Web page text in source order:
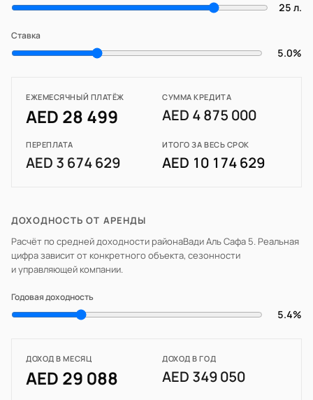
25 л.
Ставка
5.0%
ЕЖЕМЕСЯЧНЫЙ ПЛАТЁЖ
AED 28 499
СУММА КРЕДИТА
AED 4 875 000
ПЕРЕПЛАТА
AED 3 674 629
ИТОГО ЗА ВЕСЬ СРОК
AED 10 174 629
ДОХОДНОСТЬ ОТ АРЕНДЫ
Расчёт по средней доходности районаВади Аль Сафа 5. Реальная
цифра зависит от конкретного объекта, сезонности
и управляющей компании.
Годовая доходность
5.4%
ДОХОД В МЕСЯЦ
AED 29 088
ДОХОД В ГОД
AED 349 050